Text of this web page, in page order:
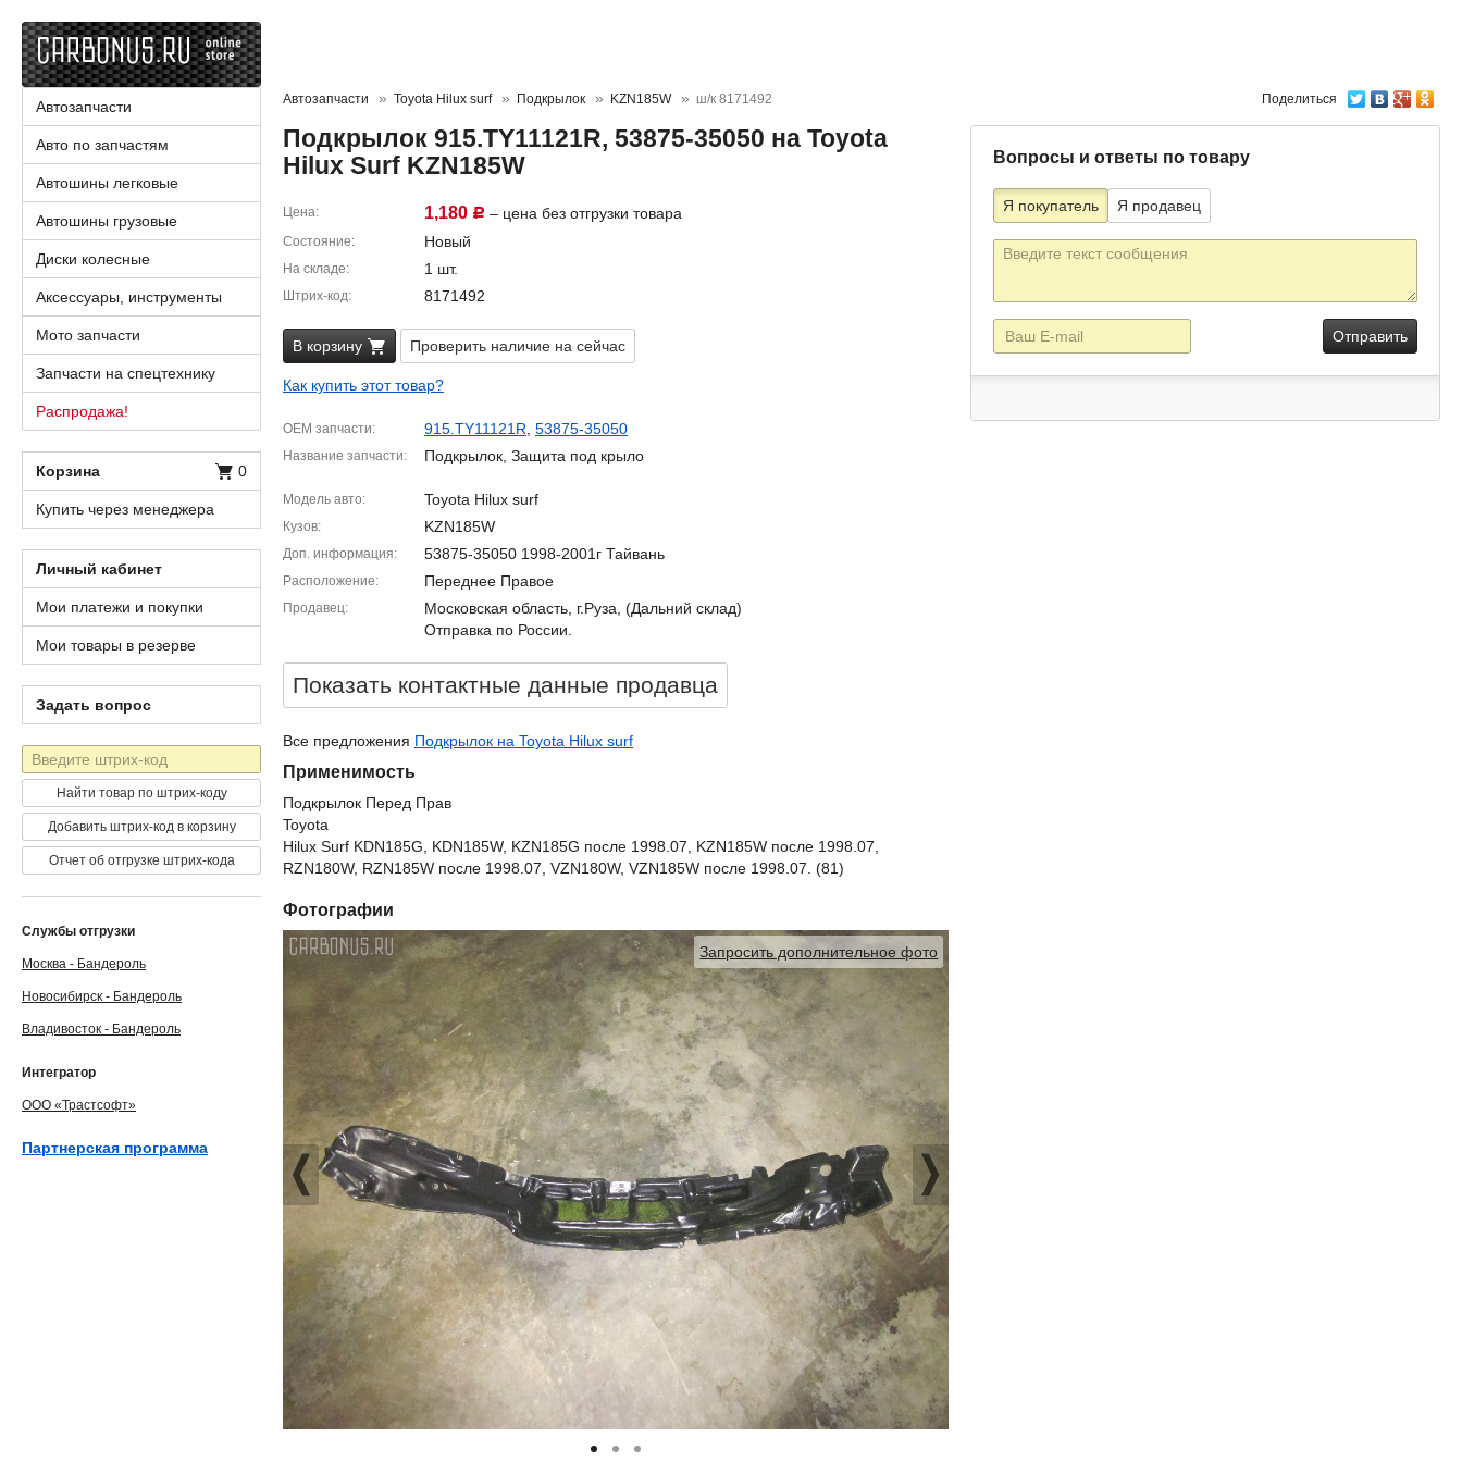
Поделиться
Автозапчасти Toyota Hilux surf Подкрылок KZN185W ш/к 8171492
Подкрылок 915.TY11121R, 53875-35050 на Toyota
Hilux Surf KZN185W
Цена 1,180 Р – цена без отгрузки товара
Состояние Новый
На складе 1 шт.
Штрих-код 8171492
В корзину Проверить наличие на сейчас
Как купить этот товар?
OEM запчасти 915.TY11121R 53875-35050
Название запчасти Подкрылок, Защита под крыло
Модель авто Toyota Hilux surf
Кузов KZN185W
Доп. информация 53875-35050 1998-2001г Тайвань
Расположение Переднее Правое
Продавец
Московская область, г.Руза, (Дальний склад)
Отправка по России.
Показать контактные данные продавцa
Все предложения Подкрылок на Toyota Hilux surf
Применимость
Подкрылок Перед Прав
Toyota
Hilux Surf KDN185G, KDN185W, KZN185G после 1998.07, KZN185W после 1998.07,
RZN180W, RZN185W после 1998.07, VZN180W, VZN185W после 1998.07. (81)
Фотографии
Запросить дополнительное фото
Вопросы и ответы по товару
Я покупатель Я продавец
Текст
E-
mail
Автозапчасти
Авто по запчастям
Автошины легковые
Автошины грузовые
Диски колесные
Аксессуары, инструменты
Мото запчасти
Запчасти на спецтехнику
Распродажа!
Корзина 0
Купить через менеджера
Личный кабинет
Мои платежи и покупки
Мои товары в резерве
Задать вопрос
Штрих-
код
Найти товар по штрих-коду
Добавить штрих-код в корзину
Отчет об отгрузке штрих-кода
Службы отгрузки
Москва - Бандероль
Новосибирск - Бандероль
Владивосток - Бандероль
Интегратор
ООО «Трастсофт»
Партнерская программа